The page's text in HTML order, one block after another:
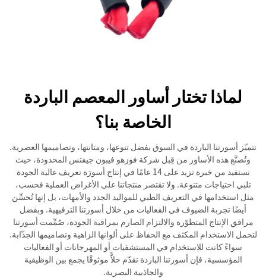
لماذا تختار أساور المعصم الباردة
الخاصة بنا؟
تتميّز أسورتنا الباردة في السوق بفضل تنوعها، ومتانتها، وتصاميمها العصرية.
وتُصنَّع هذه الأساور من قِبل شركة فوزهو فيبون جيفتس المحدودة، حيث
نستفيد من خبرة تزيد على 14 عامًا في إنتاج أسورَة تعريف عالية الجودة
تلبي احتياجات متنوعة. ولا تقتصر منتجاتنا على الأغراض العملية فحسب،
مثل استخدامها في التعريف الطبي للمواليد الجدد والأمهات، بل إنها تُحسِّن
أيضًا تجربة الضيوف في الفعاليات من خلال أسورتنا الترفيهية. وبفضل
مرافق الإنتاج المتطوّرة والالتزام الصارم بمراقبة الجودة، صُمِّمت أسورتنا
لتحمل الاستخدام المكثف مع الحفاظ على ألوانها الزاهية وتصاميمها الجذّابة.
سواءً كانت للاستخدام في المستشفيات أو المهرجانات أو الفعاليات
المؤسسية، فإن أسورتنا الباردة تقدّم حلاًّ موثوقًا يجمع بين الوظيفية
والجاذبية البصرية.